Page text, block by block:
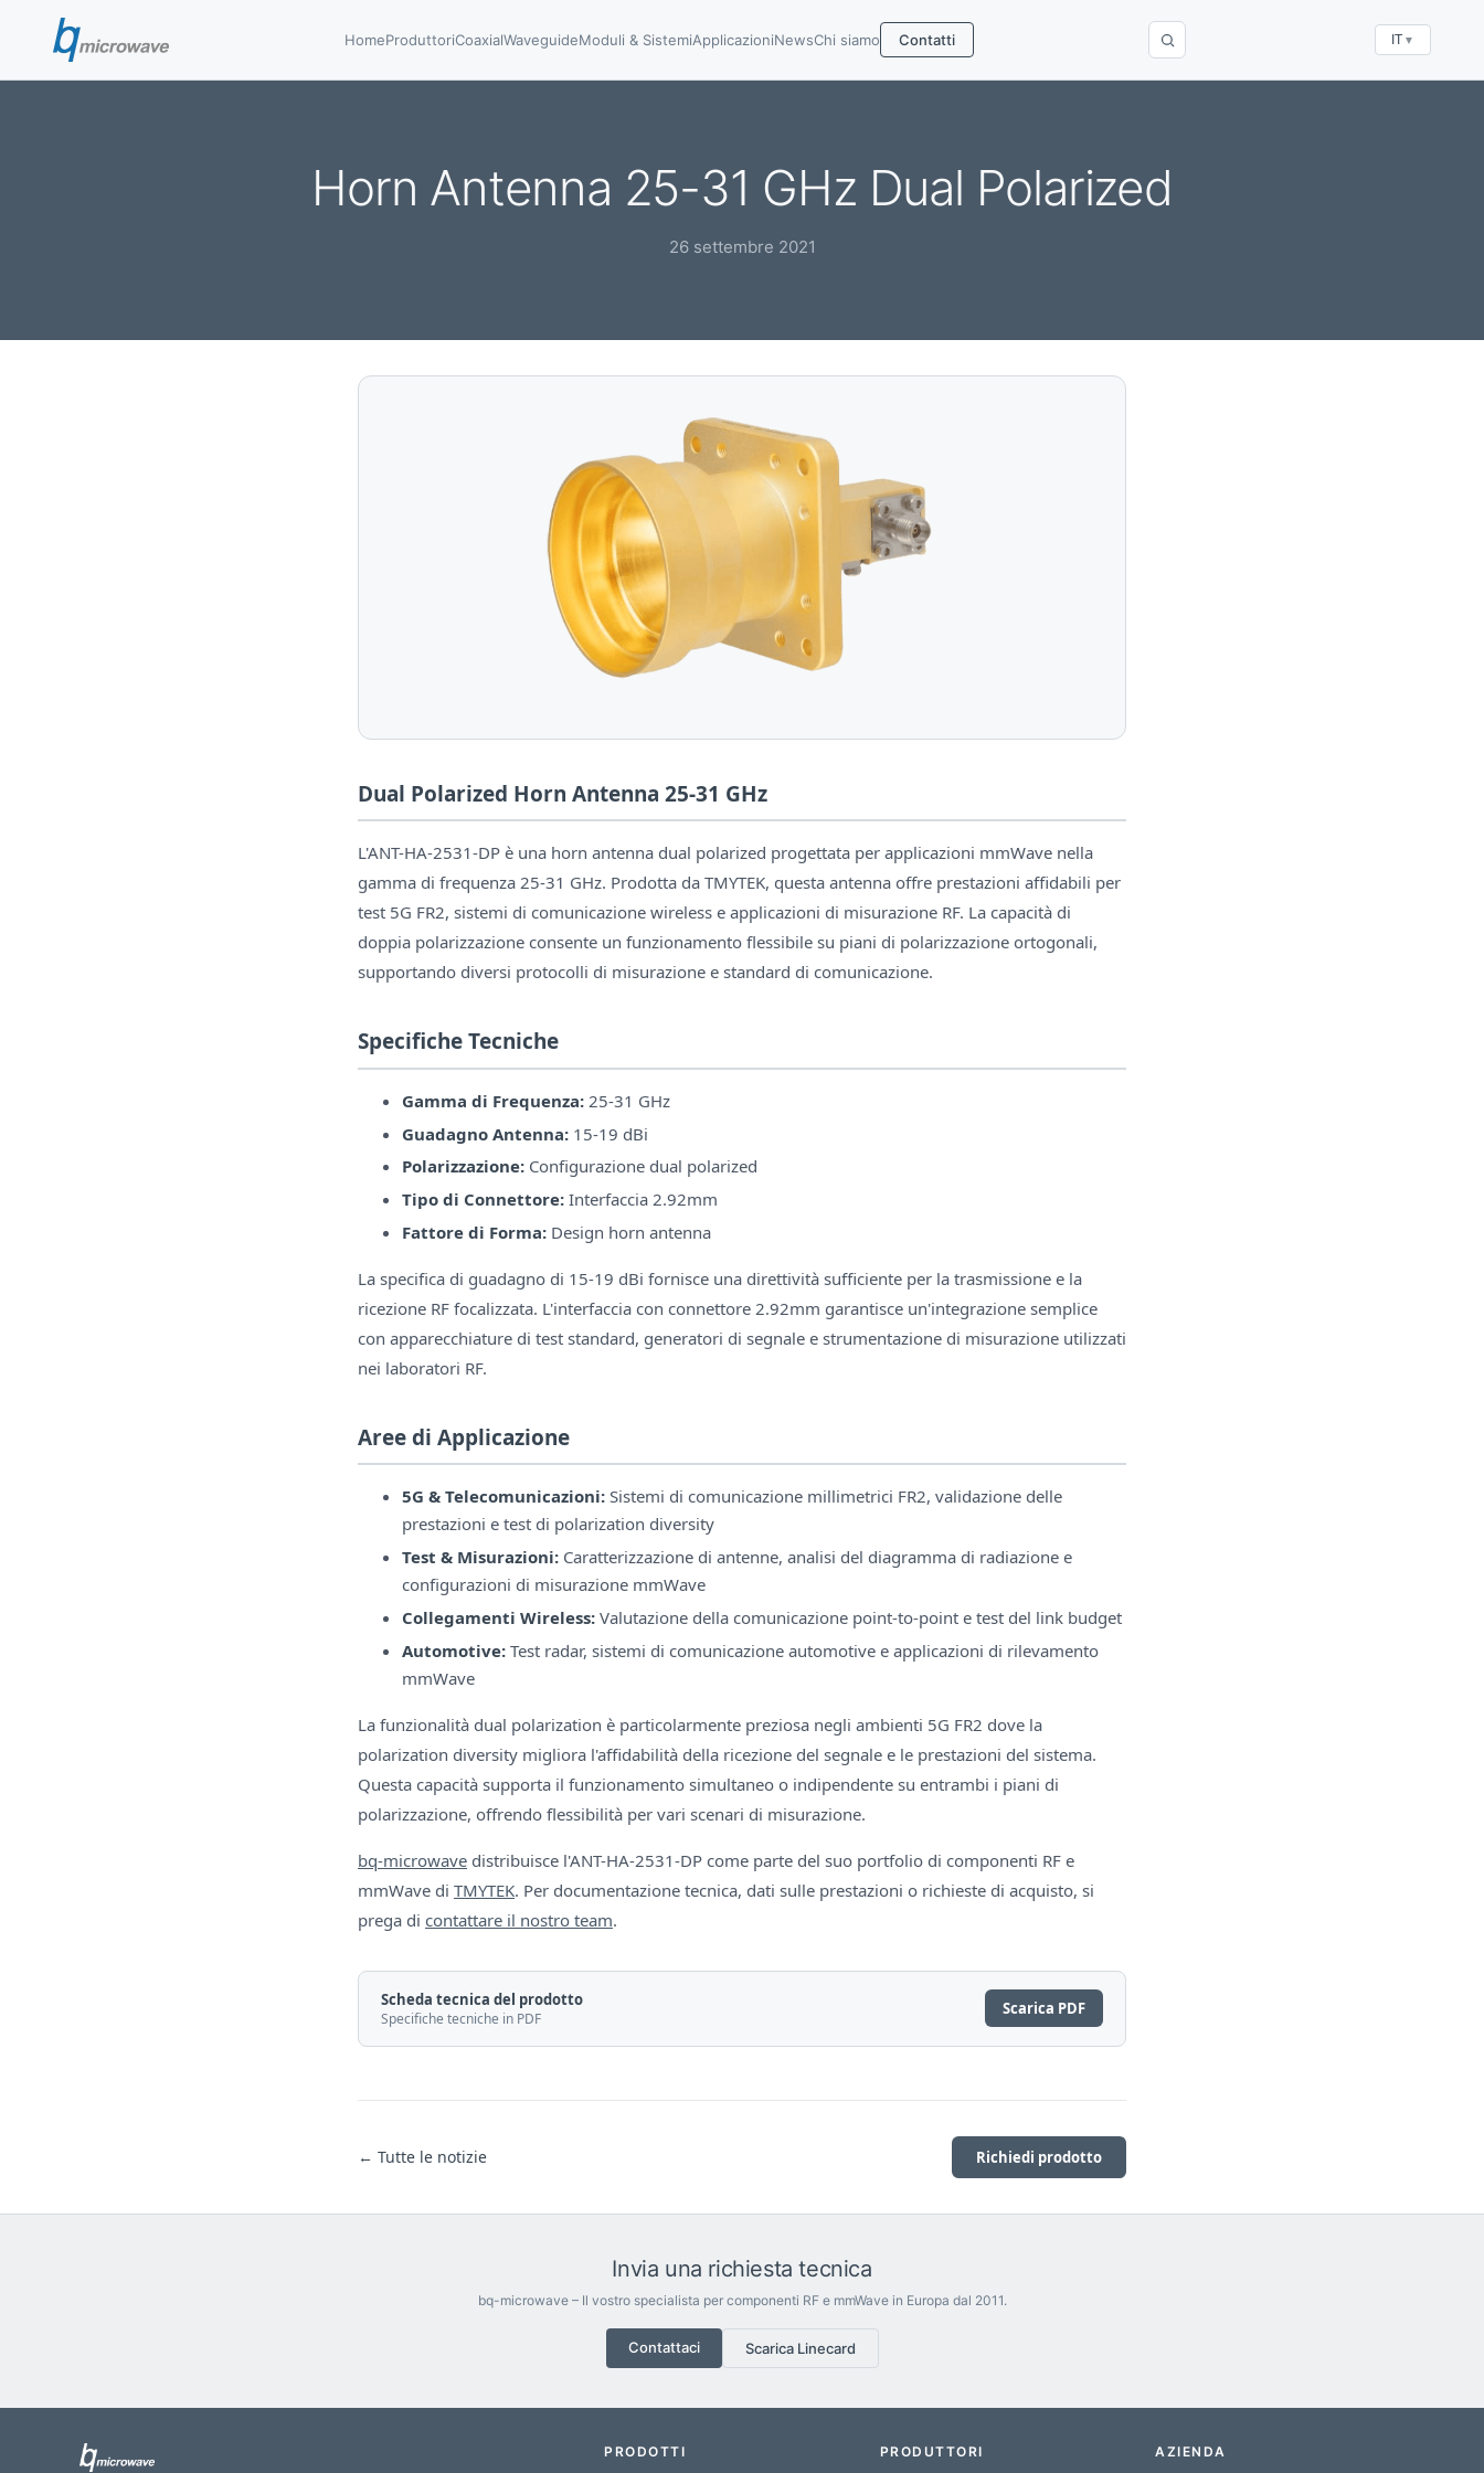
HomeProduttoriCoaxialWaveguideModuli & SistemiApplicazioniNewsChi siamo Contatti IT ▼
Horn Antenna 25-31 GHz Dual Polarized
26 settembre 2021
Dual Polarized Horn Antenna 25-31 GHz
L'ANT-HA-2531-DP è una horn antenna dual polarized progettata per applicazioni mmWave nella
gamma di frequenza 25-31 GHz. Prodotta da TMYTEK, questa antenna offre prestazioni affidabili per
test 5G FR2, sistemi di comunicazione wireless e applicazioni di misurazione RF. La capacità di
doppia polarizzazione consente un funzionamento flessibile su piani di polarizzazione ortogonali,
supportando diversi protocolli di misurazione e standard di comunicazione.
Specifiche Tecniche
Gamma di Frequenza: 25-31 GHz
Guadagno Antenna: 15-19 dBi
Polarizzazione: Configurazione dual polarized
Tipo di Connettore: Interfaccia 2.92mm
Fattore di Forma: Design horn antenna
La specifica di guadagno di 15-19 dBi fornisce una direttività sufficiente per la trasmissione e la
ricezione RF focalizzata. L'interfaccia con connettore 2.92mm garantisce un'integrazione semplice
con apparecchiature di test standard, generatori di segnale e strumentazione di misurazione utilizzati
nei laboratori RF.
Aree di Applicazione
5G & Telecomunicazioni: Sistemi di comunicazione millimetrici FR2, validazione delle
prestazioni e test di polarization diversity
Test & Misurazioni: Caratterizzazione di antenne, analisi del diagramma di radiazione e
configurazioni di misurazione mmWave
Collegamenti Wireless: Valutazione della comunicazione point-to-point e test del link budget
Automotive: Test radar, sistemi di comunicazione automotive e applicazioni di rilevamento
mmWave
La funzionalità dual polarization è particolarmente preziosa negli ambienti 5G FR2 dove la
polarization diversity migliora l'affidabilità della ricezione del segnale e le prestazioni del sistema.
Questa capacità supporta il funzionamento simultaneo o indipendente su entrambi i piani di
polarizzazione, offrendo flessibilità per vari scenari di misurazione.
bq-microwave distribuisce l'ANT-HA-2531-DP come parte del suo portfolio di componenti RF e
mmWave di TMYTEK. Per documentazione tecnica, dati sulle prestazioni o richieste di acquisto, si
prega di contattare il nostro team.
Scheda tecnica del prodotto
Specifiche tecniche in PDF Scarica PDF
← Tutte le notizie Richiedi prodotto
Invia una richiesta tecnica
bq-microwave – Il vostro specialista per componenti RF e mmWave in Europa dal 2011.
Contattaci Scarica Linecard
PRODOTTI PRODUTTORI AZIENDA